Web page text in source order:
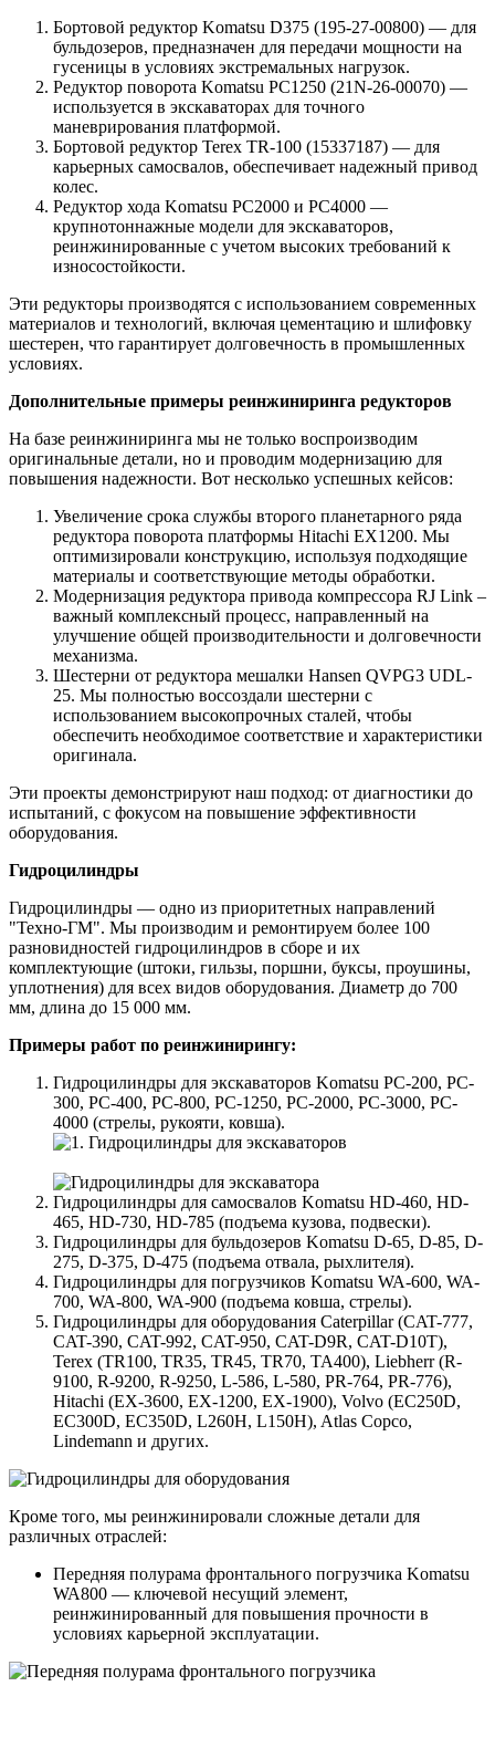
Бортовой редуктор Komatsu D375 (195-27-00800) — для
бульдозеров, предназначен для передачи мощности на
гусеницы в условиях экстремальных нагрузок.
Редуктор поворота Komatsu PC1250 (21N-26-00070) —
используется в экскаваторах для точного
маневрирования платформой.
Бортовой редуктор Terex TR-100 (15337187) — для
карьерных самосвалов, обеспечивает надежный привод
колес.
Редуктор хода Komatsu PC2000 и PC4000 —
крупнотоннажные модели для экскаваторов,
реинжинированные с учетом высоких требований к
износостойкости.
Эти редукторы производятся с использованием современных
материалов и технологий, включая цементацию и шлифовку
шестерен, что гарантирует долговечность в промышленных
условиях.
Дополнительные примеры реинжиниринга редукторов
На базе реинжиниринга мы не только воспроизводим
оригинальные детали, но и проводим модернизацию для
повышения надежности. Вот несколько успешных кейсов:
Увеличение срока службы второго планетарного ряда
редуктора поворота платформы Hitachi EX1200. Мы
оптимизировали конструкцию, используя подходящие
материалы и соответствующие методы обработки.
Модернизация редуктора привода компрессора RJ Link –
важный комплексный процесс, направленный на
улучшение общей производительности и долговечности
механизма.
Шестерни от редуктора мешалки Hansen QVPG3 UDL-
25. Мы полностью воссоздали шестерни с
использованием высокопрочных сталей, чтобы
обеспечить необходимое соответствие и характеристики
оригинала.
Эти проекты демонстрируют наш подход: от диагностики до
испытаний, с фокусом на повышение эффективности
оборудования.
Гидроцилиндры
Гидроцилиндры — одно из приоритетных направлений
"Техно-ГМ". Мы производим и ремонтируем более 100
разновидностей гидроцилиндров в сборе и их
комплектующие (штоки, гильзы, поршни, буксы, проушины,
уплотнения) для всех видов оборудования. Диаметр до 700
мм, длина до 15 000 мм.
Примеры работ по реинжинирингу:
Гидроцилиндры для экскаваторов Komatsu PC-200, PC-
300, PC-400, PC-800, PC-1250, PC-2000, PC-3000, PC-
4000 (стрелы, рукояти, ковша).
Гидроцилиндры для самосвалов Komatsu HD-460, HD-
465, HD-730, HD-785 (подъема кузова, подвески).
Гидроцилиндры для бульдозеров Komatsu D-65, D-85, D-
275, D-375, D-475 (подъема отвала, рыхлителя).
Гидроцилиндры для погрузчиков Komatsu WA-600, WA-
700, WA-800, WA-900 (подъема ковша, стрелы).
Гидроцилиндры для оборудования Caterpillar (CAT-777,
CAT-390, CAT-992, CAT-950, CAT-D9R, CAT-D10T),
Terex (TR100, TR35, TR45, TR70, TA400), Liebherr (R-
9100, R-9200, R-9250, L-586, L-580, PR-764, PR-776),
Hitachi (EX-3600, EX-1200, EX-1900), Volvo (EC250D,
EC300D, EC350D, L260H, L150H), Atlas Copco,
Lindemann и других.
Кроме того, мы реинжинировали сложные детали для
различных отраслей:
Передняя полурама фронтального погрузчика Komatsu
WA800 — ключевой несущий элемент,
реинжинированный для повышения прочности в
условиях карьерной эксплуатации.